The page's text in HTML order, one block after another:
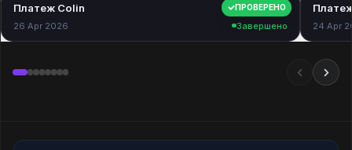
ПРОВЕРЕНО
Платеж Colin $40.00
26 Apr 2026 Завершено 24 Apr